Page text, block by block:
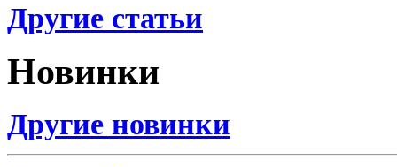
Другие статьи
Новинки
Другие новинки